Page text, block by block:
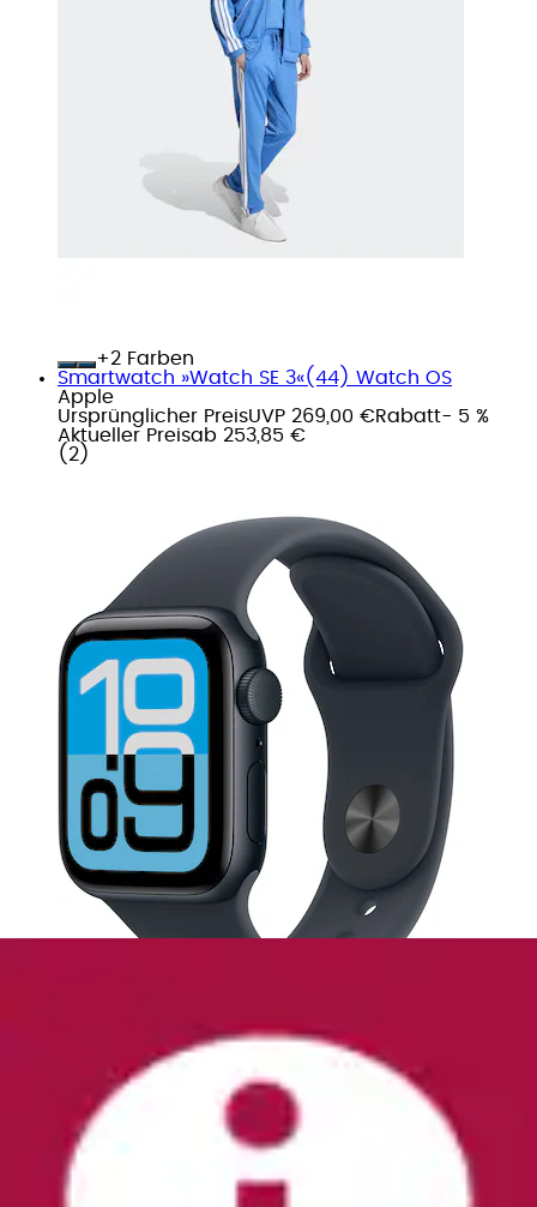
+
Farben
Smartwatch »Watch SE 3«(44) Watch OS
Apple
Ursprünglicher PreisUVP 269,00 €Rabatt- 5 %
Aktueller Preisab 253,85 €
( 2 )
Trainingsanzug »SEASONAL ESSENTIALS TIBERIO 3-
STREIFEN TRICOT KIDS« 2 Stk.
adidas Sportswear
Ursprünglicher PreisUVP 55,00 €
- 23 %
Aktueller Preis
41,99 €